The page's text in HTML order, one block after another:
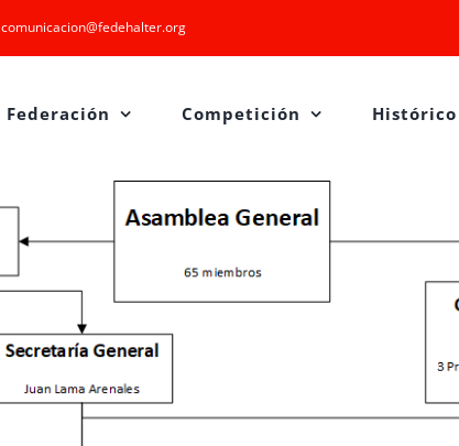
comunicacion@fedehalter.org
Federación Competición Histórico